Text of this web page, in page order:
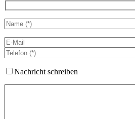
Nachricht schreiben